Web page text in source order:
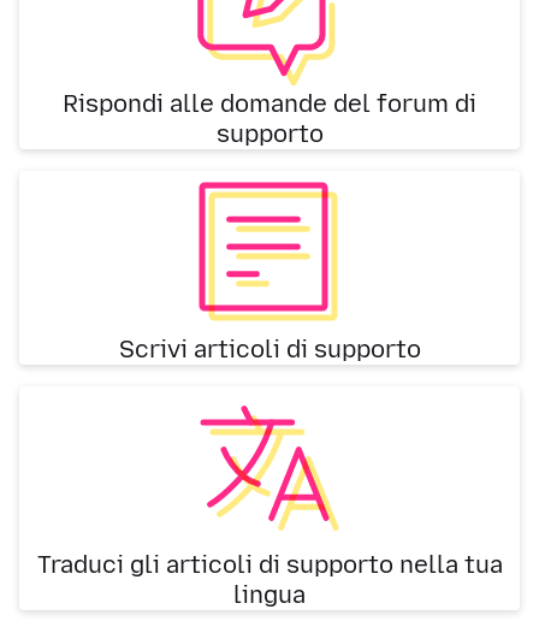
Rispondi alle domande del forum di
supporto
Scrivi articoli di supporto
Traduci gli articoli di supporto nella tua
lingua